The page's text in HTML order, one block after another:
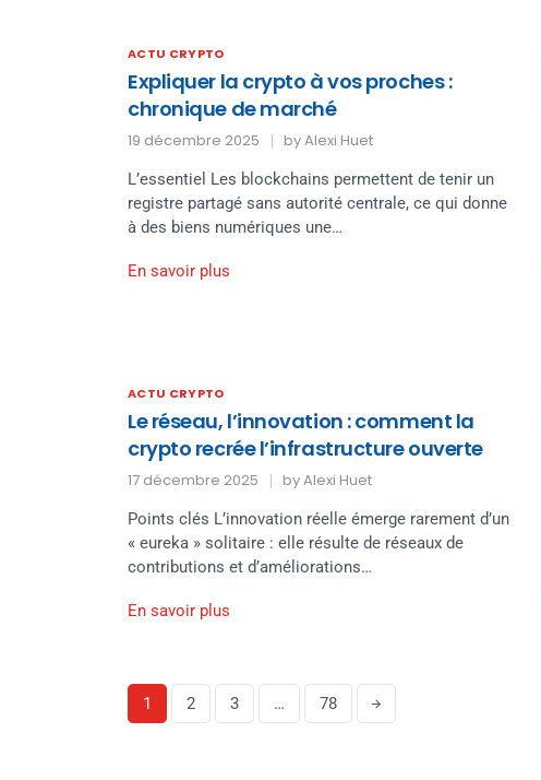
ACTU CRYPTO
Expliquer la crypto à vos proches :
chronique de marché
19 décembre 2025 byAlexi Huet
L’essentiel Les blockchains permettent de tenir un
registre partagé sans autorité centrale, ce qui donne
à des biens numériques une…
En savoir plus
ACTU CRYPTO
Le réseau, l’innovation : comment la
crypto recrée l’infrastructure ouverte
17 décembre 2025 byAlexi Huet
Points clés L’innovation réelle émerge rarement d’un
« eureka » solitaire : elle résulte de réseaux de
contributions et d’améliorations…
En savoir plus
1 2 3 … 78